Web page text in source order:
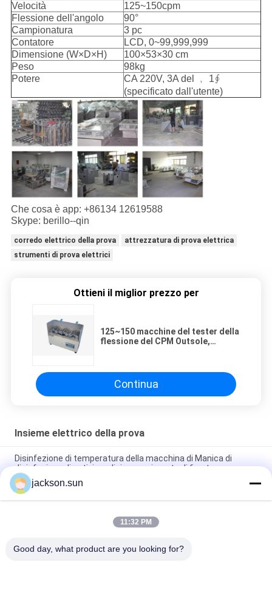
Velocità
125~150cpm
Flessione dell'angolo
90°
Campionatura
3 pc
Contatore
LCD, 0~99,999,999
Dimensione (W×D×H)
100×53×30 cm
Peso
98kg
Potere
CA 220V, 3A del ﹐ 1∮
(specificato dall'utente)
Che cosa è app: +86134 12619588
Skype: berillo--qin
corredo elettrico della prova
attrezzatura di prova elettrica
strumenti di prova elettrici
Ottieni il miglior prezzo per
125~150 macchine del tester della
flessione del CPM Outsole,
Continua
Insieme elettrico della prova
Disinfezione di temperatura della macchina di Manica di
disinfezione di antivirus di riconoscimento di fronte
Le attrezzature rapide di sterilizzazione dell'ottimizzazione
scavano una galleria Disinfectible 10W/D 220V
Anti porta epidemica di disinfezione intelligente di
jackson.sun
11:32 PM
Good day, what product are you looking for?